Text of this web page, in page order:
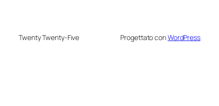
Twenty Twenty-Five Progettato conWordPress